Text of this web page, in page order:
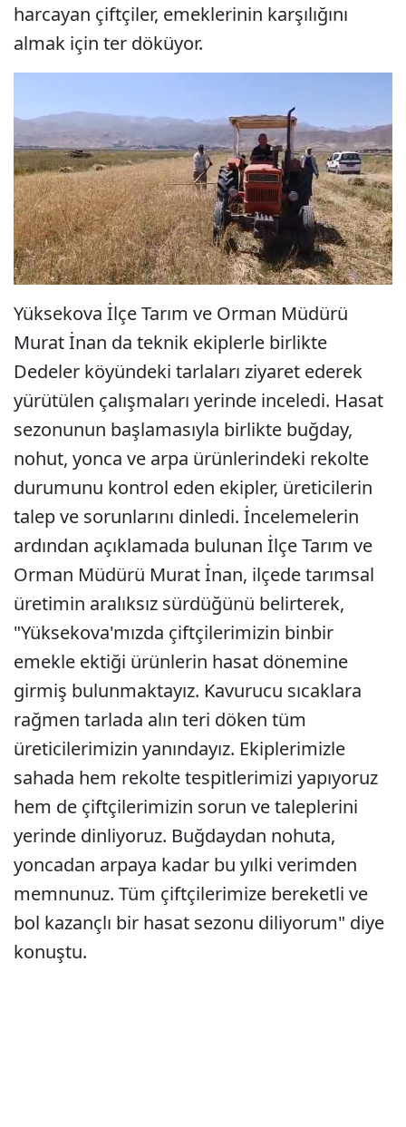
harcayan çiftçiler, emeklerinin karşılığını
almak için ter döküyor.
Yüksekova İlçe Tarım ve Orman Müdürü
Murat İnan da teknik ekiplerle birlikte
Dedeler köyündeki tarlaları ziyaret ederek
yürütülen çalışmaları yerinde inceledi. Hasat
sezonunun başlamasıyla birlikte buğday,
nohut, yonca ve arpa ürünlerindeki rekolte
durumunu kontrol eden ekipler, üreticilerin
talep ve sorunlarını dinledi. İncelemelerin
ardından açıklamada bulunan İlçe Tarım ve
Orman Müdürü Murat İnan, ilçede tarımsal
üretimin aralıksız sürdüğünü belirterek,
"Yüksekova'mızda çiftçilerimizin binbir
emekle ektiği ürünlerin hasat dönemine
girmiş bulunmaktayız. Kavurucu sıcaklara
rağmen tarlada alın teri döken tüm
üreticilerimizin yanındayız. Ekiplerimizle
sahada hem rekolte tespitlerimizi yapıyoruz
hem de çiftçilerimizin sorun ve taleplerini
yerinde dinliyoruz. Buğdaydan nohuta,
yoncadan arpaya kadar bu yılki verimden
memnunuz. Tüm çiftçilerimize bereketli ve
bol kazançlı bir hasat sezonu diliyorum" diye
konuştu.